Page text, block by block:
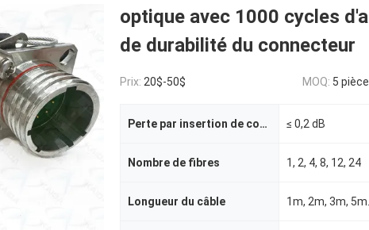
optique avec 1000 cycles
de durabilité du connecteur
Prix: 20$-50$ MOQ: 5
Perte par insertion de connecteur ≤ 0,2 dB
Nombre de fibres 1, 2, 4, 8, 12, 24
Longueur du câble 1m, 2m, 3m,